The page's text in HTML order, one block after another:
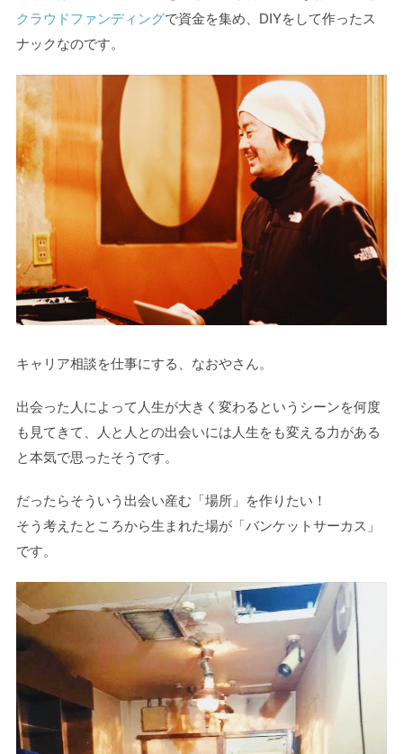
クラウドファンディングで資金を集め、DIYをして作ったス
ナックなのです。
キャリア相談を仕事にする、なおやさん。
出会った人によって人生が大きく変わるというシーンを何度
も見てきて、人と人との出会いには人生をも変える力がある
と本気で思ったそうです。
だったらそういう出会い産む「場所」を作りたい！
そう考えたところから生まれた場が「バンケットサーカス」
です。